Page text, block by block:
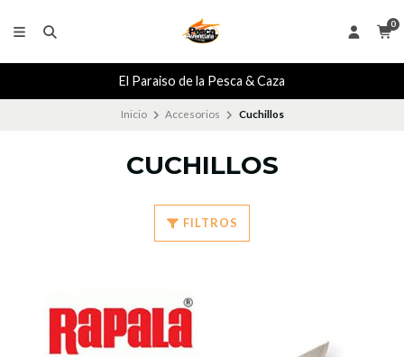
0
El Paraiso de la Pesca & Caza
Inicio Accesorios Cuchillos
CUCHILLOS
FILTROS